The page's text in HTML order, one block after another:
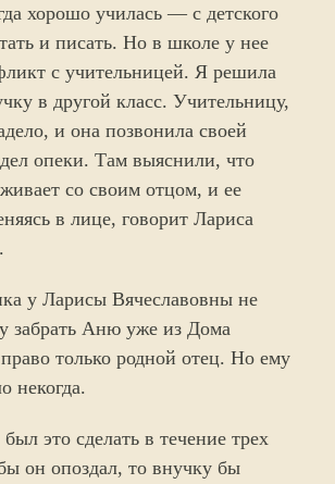
хорошо училась — с детского
и писать. Но в школе у нее
с учительницей. Я решила
в другой класс. Учительницу,
и она позвонила своей
опеки. Там выяснили, что
со своим отцом, и ее
в лице, говорит Лариса
у Ларисы Вячеславовны не
забрать Аню уже из Дома
только родной отец. Но ему
некогда.
это сделать в течение трех
он опоздал, то внучку бы